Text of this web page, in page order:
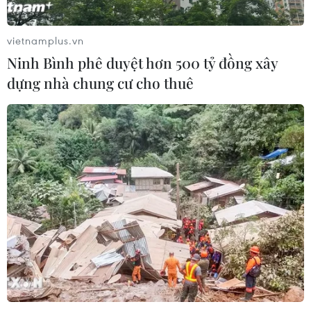
Xem thêm
CƠ QUAN CHỦ QUẢN: THÔNG TẤN XÃ VIỆT NAM
Tổng Biên tập: TRẦN TIẾN DUẨN
Phó Tổng Biên tập: NGUYỄN THỊ TÁM, KHÚC THANH
THỦY
Sở hữu trí tuệ
Quy định sử dụng
RSS
Hỗ trợ
Ngôn ngữ
TTXVN
Dịch vụ tin
Quảng cáo
vietnamplus.vn
Ninh Bình phê duyệt hơn 500 tỷ đồng xây
dựng nhà chung cư cho thuê